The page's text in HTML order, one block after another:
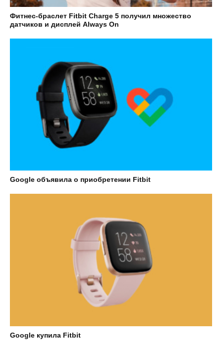
Фитнес-браслет Fitbit Charge 5 получил множество
датчиков и дисплей Always On
Google объявила о приобретении Fitbit
Google купила Fitbit